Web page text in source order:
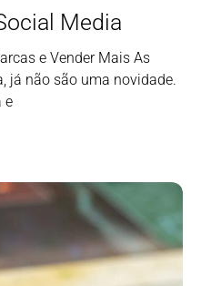
Media
e Vender Mais As
já não são uma novidade.
e